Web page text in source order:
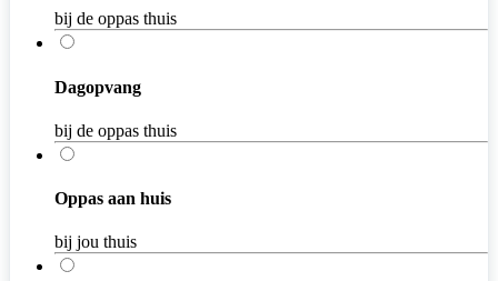
bij de oppas thuis
Dagopvang
bij de oppas thuis
Oppas aan huis
bij jou thuis